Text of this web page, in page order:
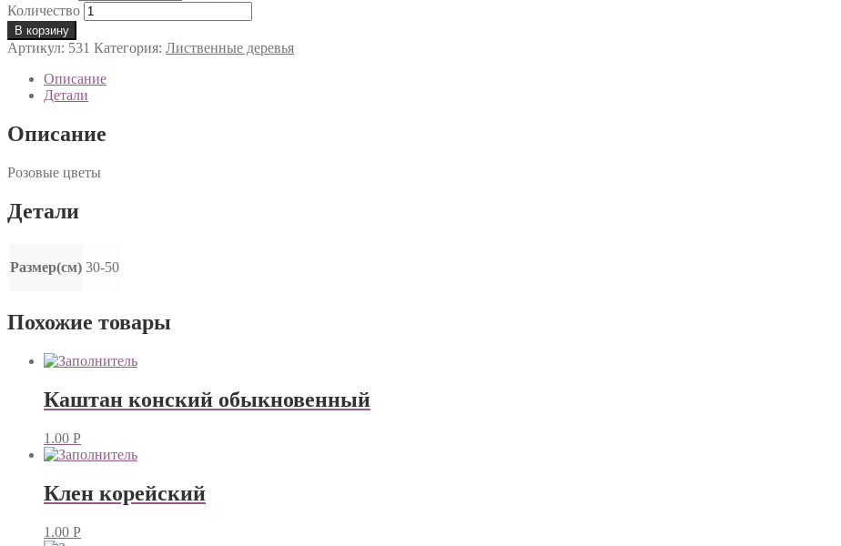
Количество
В корзину
Артикул: 531 Категория: Лиственные деревья
Описание
Детали
Описание
Розовые цветы
Детали
Размер(см) 30-50
Похожие товары
Каштан конский обыкновенный
1.00 Р
Клен корейский
1.00 Р